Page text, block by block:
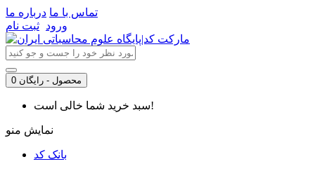
تماس با ما درباره ما
ورود ثبت نام
0 محصول - رایگان
سبد خرید شما خالی است!
نمایش منو
بانک کد